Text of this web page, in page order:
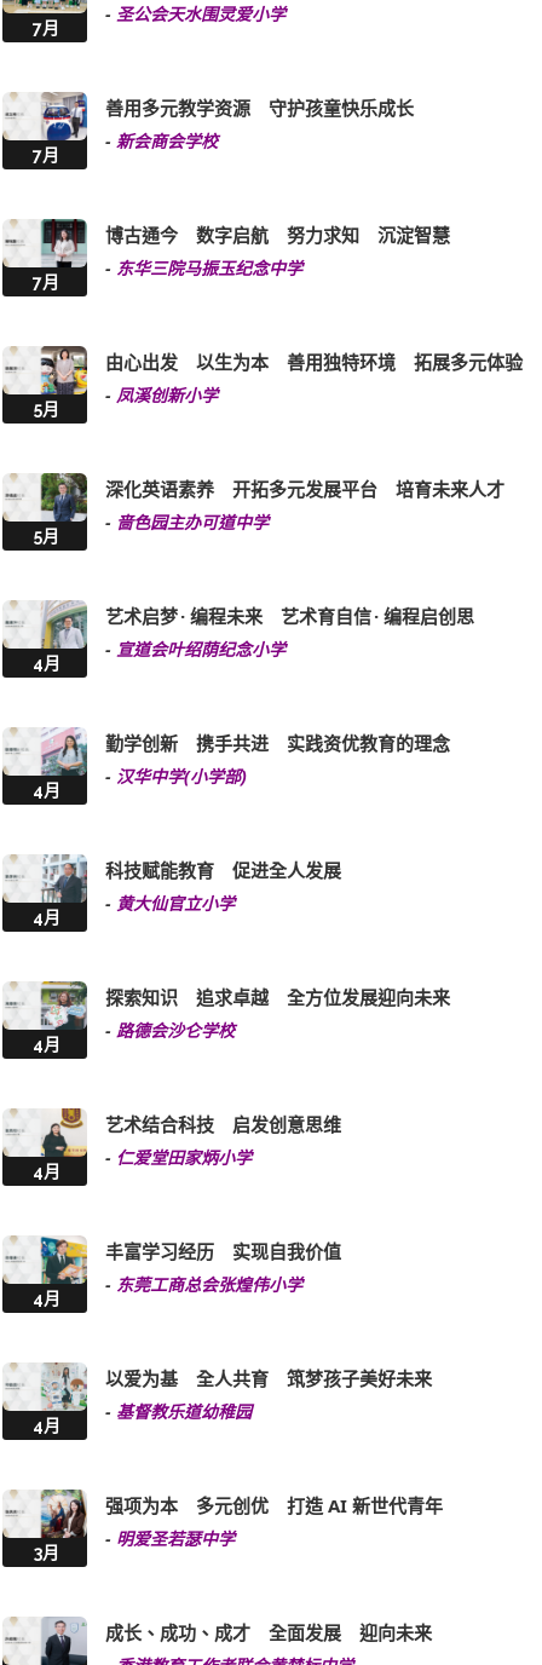
7月
- 圣公会天水围灵爱小学
7月
善用多元教学资源 守护孩童快乐成长
- 新会商会学校
7月
博古通今 数字启航 努力求知 沉淀智慧
- 东华三院马振玉纪念中学
5月
由心出发 以生为本 善用独特环境 拓展多元体验
- 凤溪创新小学
5月
深化英语素养 开拓多元发展平台 培育未来人才
- 啬色园主办可道中学
4月
艺术启梦 · 编程未来 艺术育自信 · 编程启创思
- 宣道会叶绍荫纪念小学
4月
勤学创新 携手共进 实践资优教育的理念
- 汉华中学(小学部)
4月
科技赋能教育 促进全人发展
- 黄大仙官立小学
4月
探索知识 追求卓越 全方位发展迎向未来
- 路德会沙仑学校
4月
艺术结合科技 启发创意思维
- 仁爱堂田家炳小学
4月
丰富学习经历 实现自我价值
- 东莞工商总会张煌伟小学
4月
以爱为基 全人共育 筑梦孩子美好未来
- 基督教乐道幼稚园
3月
强项为本 多元创优 打造 AI 新世代青年
- 明爱圣若瑟中学
成长、成功、成才 全面发展 迎向未来